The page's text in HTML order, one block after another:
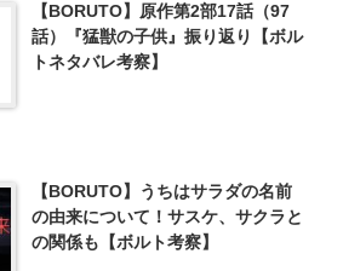
【BORUTO】原作第2部17話（97
話）『猛獣の子供』振り返り【ボル
トネタバレ考察】
【BORUTO】うちはサラダの名前
の由来について！サスケ、サクラと
の関係も【ボルト考察】